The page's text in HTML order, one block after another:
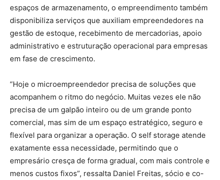
espaços de armazenamento, o empreendimento também
disponibiliza serviços que auxiliam empreendedores na
gestão de estoque, recebimento de mercadorias, apoio
administrativo e estruturação operacional para empresas
em fase de crescimento.
“Hoje o microempreendedor precisa de soluções que
acompanhem o ritmo do negócio. Muitas vezes ele não
precisa de um galpão inteiro ou de um grande ponto
comercial, mas sim de um espaço estratégico, seguro e
flexível para organizar a operação. O self storage atende
exatamente essa necessidade, permitindo que o
empresário cresça de forma gradual, com mais controle e
menos custos fixos”, ressalta Daniel Freitas, sócio e co-